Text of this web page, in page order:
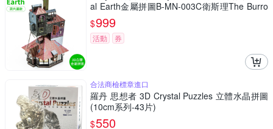
al Earth金屬拼圖B-MN-003C衛斯理The Burro
w(47片裝)免塗裝模型
$999
活動 券
合法商檢標章進口
羅丹 思想者 3D Crystal Puzzles 立體水晶拼圖
(10cm系列-43片)
$550